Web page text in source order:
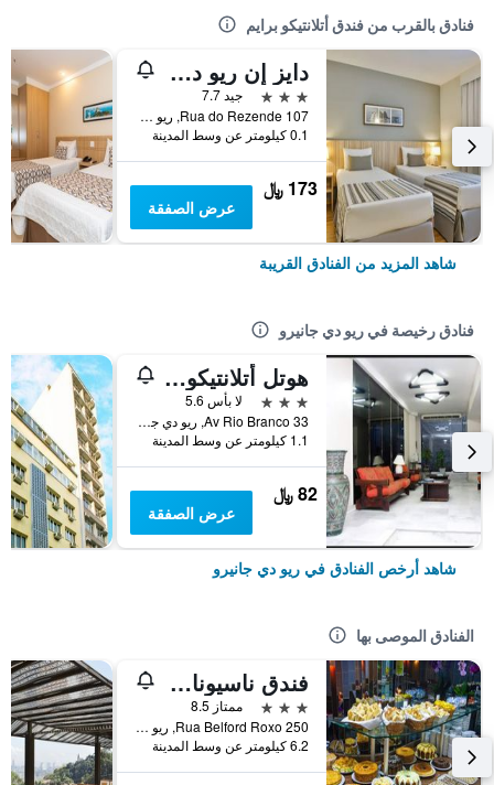
فنادق بالقرب من فندق أتلانتيكو برايم
دايز إن ريو دي جانيرو، لابا
3 نجوم
جيد 7.7
Rua do Rezende 107, ريو دي جانيرو, البرازيل
0.1 كيلومتر عن وسط المدينة
173 ﷼
عرض الصفقة
شاهد المزيد من الفنادق القريبة
فنادق رخيصة في ريو دي جانيرو
هوتل أتلانتيكو أفينيدا
3 نجوم
لا بأس 5.6
Av Rio Branco 33, ريو دي جانيرو, البرازيل
1.1 كيلومتر عن وسط المدينة
82 ﷼
عرض الصفقة
شاهد أرخص الفنادق في ريو دي جانيرو
الفنادق الموصى بها
فندق ناسيونال إن ريو كوباكابانا
3 نجوم
ممتاز 8.5
Rua Belford Roxo 250, ريو دي جانيرو, البرازيل
6.2 كيلومتر عن وسط المدينة